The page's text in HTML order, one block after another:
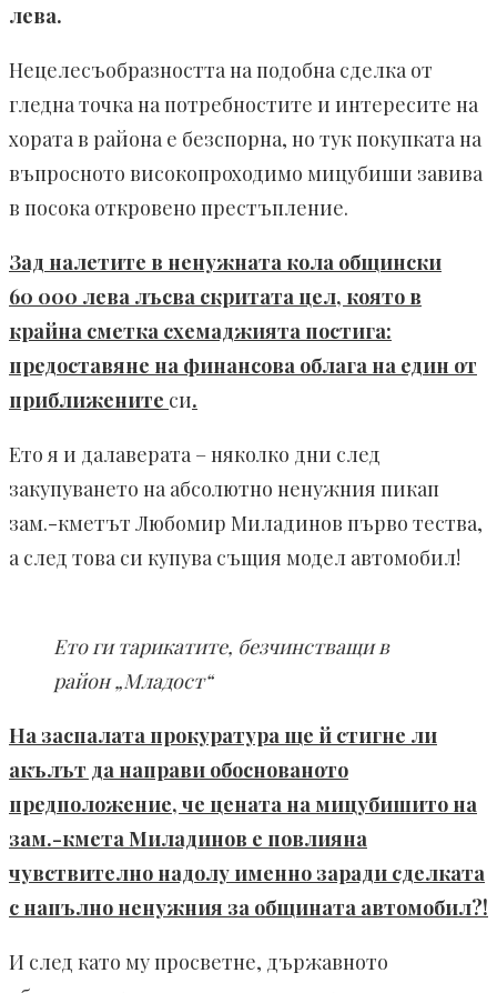
лева.
Нецелесъобразността на подобна сделка от
гледна точка на потребностите и интересите на
хората в района е безспорна, но тук покупката на
въпросното високопроходимо мицубиши завива
в посока откровено престъпление.
Зад налетите в ненужната кола общински
60 000 лева лъсва скритата цел, която в
крайна сметка схемаджията постига:
предоставяне на финансова облага на един от
приближените си.
Ето я и далаверата – няколко дни след
закупуването на абсолютно ненужния пикап
зам.-кметът Любомир Миладинов първо тества,
а след това си купува същия модел автомобил!
Ето ги тарикатите, безчинстващи в
район „Младост“
На заспалата прокуратура ще й стигне ли
акълът да направи обоснованото
предположение, че цената на мицубишито на
зам.-кмета Миладинов е повлияна
чувствително надолу именно заради сделката
с напълно ненужния за общината автомобил?!
И след като му просветне, държавното